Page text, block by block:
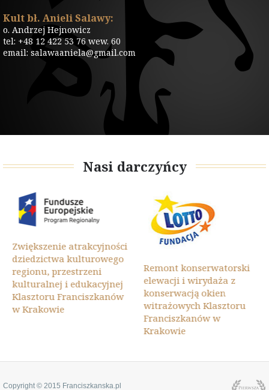
Kult bł. Anieli Salawy:
o. Andrzej Hejnowicz
tel: +48 12 422 53 76 wew. 60
email: salawaaniela@gmail.com
Nasi darczyńcy
Zwiększenie atrakcyjności
dziedzictwa kulturowego
regionu, przestrzeni
kulturalnej i edukacyjnej
Klasztoru Franciszkanów
w Krakowie
Remont konserwatorski
elewacji i wirydaża z
konserwacją okien
witrażowych Klasztoru
Franciszkanów w
Krakowie
Copyright © 2015 Franciszkanska.pl